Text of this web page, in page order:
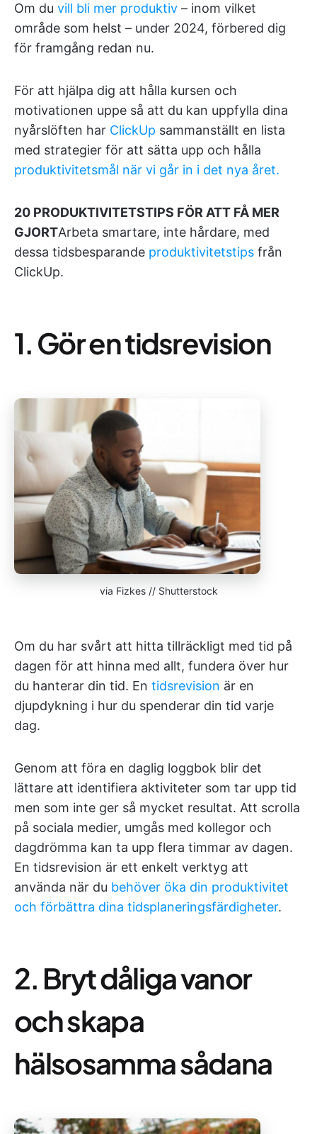
Om du vill bli mer produktiv – inom vilket
område som helst – under 2024, förbered dig
för framgång redan nu.
För att hjälpa dig att hålla kursen och
motivationen uppe så att du kan uppfylla dina
nyårslöften har ClickUp sammanställt en lista
med strategier för att sätta upp och hålla
produktivitetsmål när vi går in i det nya året.
20 PRODUKTIVITETSTIPS FÖR ATT FÅ MER
GJORTArbeta smartare, inte hårdare, med
dessa tidsbesparande produktivitetstips från
ClickUp.
1. Gör en tidsrevision
via Fizkes // Shutterstock
Om du har svårt att hitta tillräckligt med tid på
dagen för att hinna med allt, fundera över hur
du hanterar din tid. En tidsrevision är en
djupdykning i hur du spenderar din tid varje
dag.
Genom att föra en daglig loggbok blir det
lättare att identifiera aktiviteter som tar upp tid
men som inte ger så mycket resultat. Att scrolla
på sociala medier, umgås med kollegor och
dagdrömma kan ta upp flera timmar av dagen.
En tidsrevision är ett enkelt verktyg att
använda när du behöver öka din produktivitet
och förbättra dina tidsplaneringsfärdigheter.
2. Bryt dåliga vanor
och skapa
hälsosamma sådana